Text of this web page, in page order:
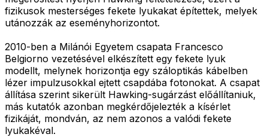
fizikusok mesterséges fekete lyukakat építettek, melyek
utánozzák az eseményhorizontot.
2010-ben a Milánói Egyetem csapata Francesco
Belgiorno vezetésével elkészített egy fekete lyuk
modellt, melynek horizontja egy száloptikás kábelben
lézer impulzusokkal ejtett csapdába fotonokat. A csapat
állítása szerint sikerült Hawking-sugárzást előállítaniuk,
más kutatók azonban megkérdőjelezték a kísérlet
fizikáját, mondván, az nem azonos a valódi fekete
lyukakéval.